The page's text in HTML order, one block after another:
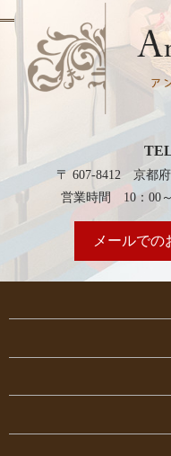
〒 607-8412 京都
営業時間 10：
メールでの